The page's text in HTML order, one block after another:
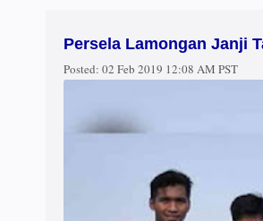
Persela Lamongan Janji
Posted: 02 Feb 2019 12:08 AM PST